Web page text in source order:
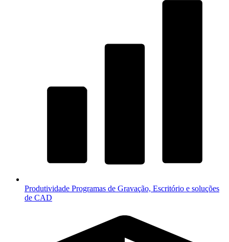
Produtividade Programas de Gravação, Escritório e soluções
de CAD